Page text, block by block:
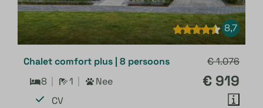
8,7
€ 1.076
€ 919
Chalet comfort plus | 8 persoons
8
1
Nee
CV